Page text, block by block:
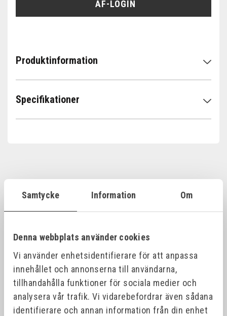
Samtycke Information Om
Denna webbplats använder cookies
Vi använder enhetsidentifierare för att anpassa
innehållet och annonserna till användarna,
tillhandahålla funktioner för sociala medier och
analysera vår trafik. Vi vidarebefordrar även sådana
identifierare och annan information från din enhet
ÅF-LOGIN
Produktinformation
Specifikationer
ART.NR NAMN
MRH10B MANDREX HARDCUT Reciprocating Blade - 210
MRH11B MANDREX HARDCUT Reciprocating Blades - 300